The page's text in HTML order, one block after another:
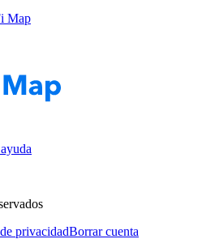
Map
privacidadBorrar cuenta